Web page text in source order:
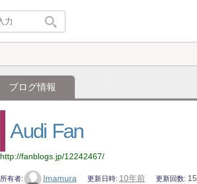
ブログ情報
Audi Fan
http://fanblogs.jp/12242467/
所有者 Imamura 更新日時 10年前 更新回数